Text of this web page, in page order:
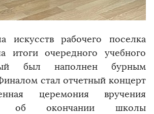
искусств рабочего поселка
итоги очередного учебного
был наполнен бурным
стал отчетный концерт
церемония вручения
об окончании школы